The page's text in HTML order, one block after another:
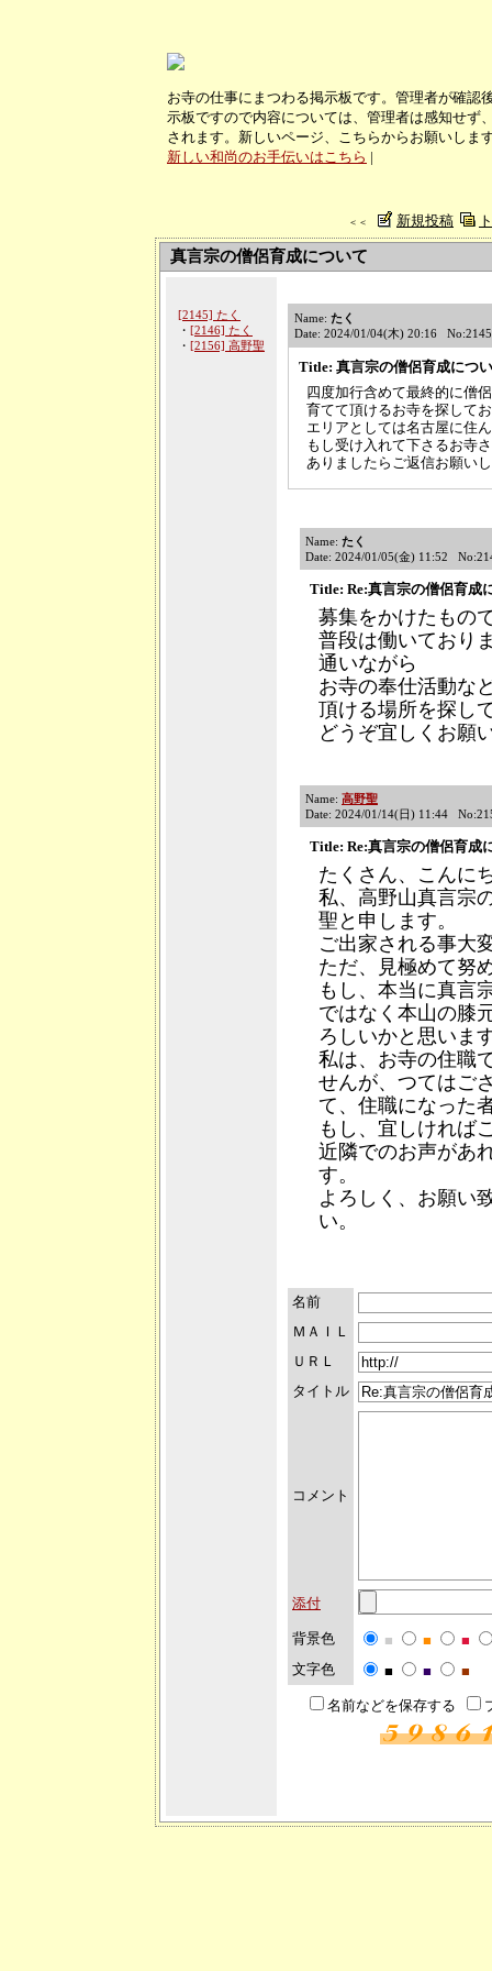
お寺の仕事にまつわる掲示板です。管理者が確認
示板ですので内容については、管理者は感知せず
されます。新しいページ、こちらからお願いしま
新しい和尚のお手伝いはこちら |
＜＜ 新規投稿
真言宗の僧侶育成について
[2145] たく
・ [2146] たく
・ [2156] 高野聖
Name: たく
Date: 2024/01/04(木) 20:16 No:2145
Title: 真言宗の僧侶育成につ
四度加行含めて最終的に僧
育てて頂けるお寺を探して
エリアとしては名古屋に住
もし受け入れて下さるお寺
ありましたらご返信お願い
Name: たく
Date: 2024/01/05(金) 11:52
Title: Re:真言宗の僧侶育成
募集をかけたもの
普段は働いており
通いながら
お寺の奉仕活動な
頂ける場所を探し
どうぞ宜しくお願
Name: 高野聖
Date: 2024/01/14(日) 11:44
Title: Re:真言宗の僧侶育成
たくさん、こんに
私、高野山真言宗
聖と申します。
ご出家される事大
ただ、見極めて努
もし、本当に真言
ではなく本山の膝
ろしいかと思いま
私は、お寺の住職
せんが、つてはご
て、住職になった
もし、宜しければ
近隣でのお声があ
す。
よろしく、お願い
い。
名前
ＭＡＩＬ
ＵＲＬ
タイトル
コメント
添付
背景色 ■ ■
■
文字色
■ ■ ■
名前などを保存する